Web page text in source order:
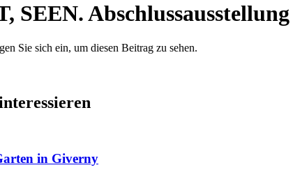
SEEN.
Sie sich ein, um diesen Beitrag zu sehen.
in Giverny